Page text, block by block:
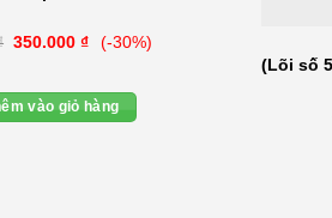
Giá
500.000 ₫.
350.000₫Giá
hiện
là:
350.000 ₫.
(-30%)
vào giỏ hàng
(Lõi số